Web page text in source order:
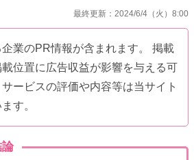
最終更新：2024/6/4（火）8:00
業のPR情報が含まれます。 掲載
位置に広告収益が影響を与える可
ービスの評価や内容等は当サイト
す。